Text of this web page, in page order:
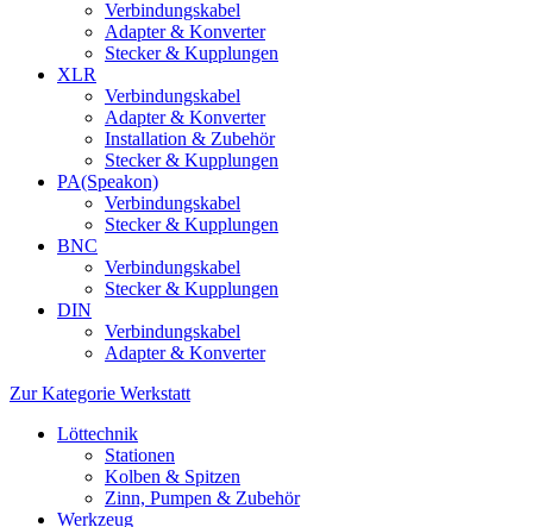
Verbindungskabel
Adapter & Konverter
Stecker & Kupplungen
XLR
Verbindungskabel
Adapter & Konverter
Installation & Zubehör
Stecker & Kupplungen
PA(Speakon)
Verbindungskabel
Stecker & Kupplungen
BNC
Verbindungskabel
Stecker & Kupplungen
DIN
Verbindungskabel
Adapter & Konverter
Zur Kategorie Werkstatt
Löttechnik
Stationen
Kolben & Spitzen
Zinn, Pumpen & Zubehör
Werkzeug